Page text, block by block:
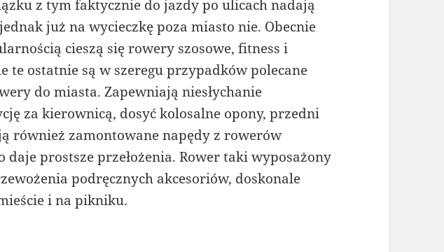
z tym faktycznie do jazdy po ulicach nadają
już na wycieczkę poza miasto nie. Obecnie
cieszą się rowery szosowe, fitness i
te ostatnie są w szeregu przypadków polecane
do miasta. Zapewniają niesłychanie
za kierownicą, dosyć kolosalne opony, przedni
również zamontowane napędy z rowerów
daje prostsze przełożenia. Rower taki wyposażony
podręcznych akcesoriów, doskonale
i na pikniku.